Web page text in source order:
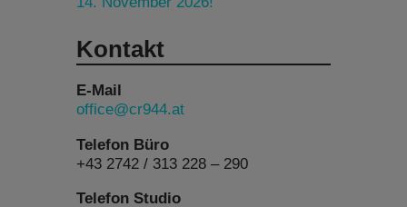
Kontakt
E-Mail
office@cr944.at
Telefon Büro
+43 2742 / 313 228 – 290
Telefon Studio